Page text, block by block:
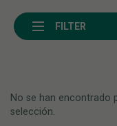
FILTER
No se han encontrado
selección.